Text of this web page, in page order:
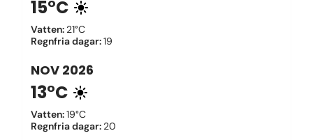
15°C
Vatten: 21°C
Regnfria dagar:19
NOV 2026
13°C
Vatten:19°C
Regnfria dagar: 20